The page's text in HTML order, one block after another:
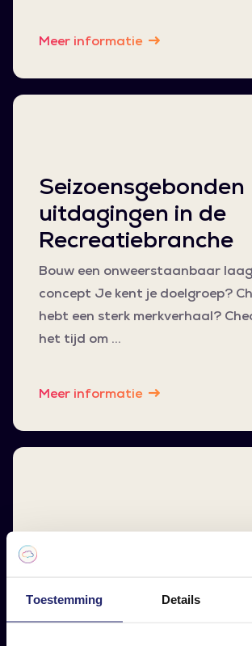
Toestemming Details
Meer informatie
Seizoensgebonden
uitdagingen in de
Recreatiebranche
Bouw een onweerstaanbaar
concept Je kent je doelgroep?
hebt een sterk merkverhaal?
het tijd om …
Meer informatie
Terugblik op het
Leisure & Hospitality
Event 2023